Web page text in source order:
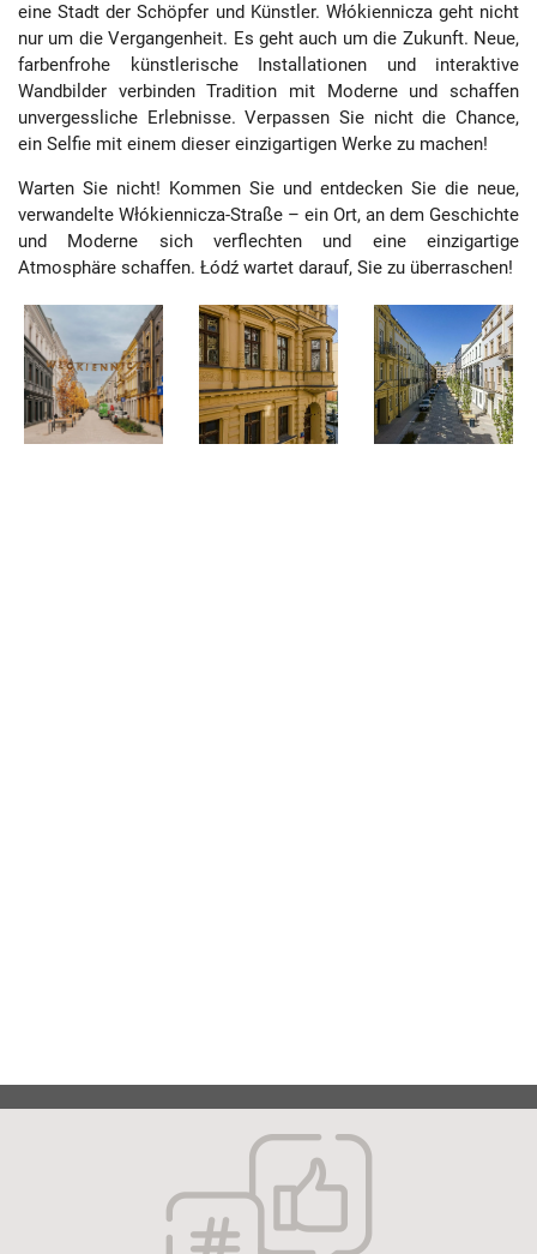
eine Stadt der Schöpfer und Künstler. Włókiennicza geht nicht
nur um die Vergangenheit. Es geht auch um die Zukunft. Neue,
farbenfrohe künstlerische Installationen und interaktive
Wandbilder verbinden Tradition mit Moderne und schaffen
unvergessliche Erlebnisse. Verpassen Sie nicht die Chance,
ein Selfie mit einem dieser einzigartigen Werke zu machen!
Warten Sie nicht! Kommen Sie und entdecken Sie die neue,
verwandelte Włókiennicza-Straße – ein Ort, an dem Geschichte
und Moderne sich verflechten und eine einzigartige
Atmosphäre schaffen. Łódź wartet darauf, Sie zu überraschen!